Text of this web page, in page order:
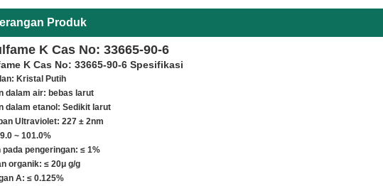
Produk
K Cas No: 33665-90-6
K Cas No: 33665-90-6 Spesifikasi
Kristal Putih
dalam air: bebas larut
dalam etanol: Sedikit larut
Ultraviolet: 227 ± 2nm
~ 101.0%
pengeringan: ≤ 1%
organik: ≤ 20μ g/g
A: ≤ 0.125%